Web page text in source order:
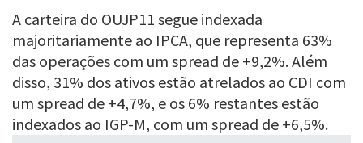
A carteira do OUJP11 segue indexada
majoritariamente ao IPCA, que representa 63%
das operações com um spread de +9,2%. Além
disso, 31% dos ativos estão atrelados ao CDI com
um spread de +4,7%, e os 6% restantes estão
indexados ao IGP-M, com um spread de +6,5%.